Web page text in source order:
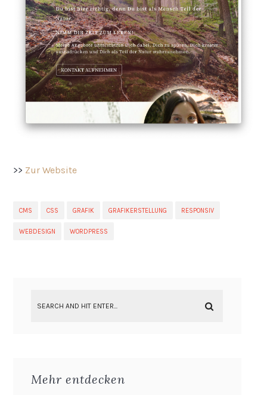
>> Zur Website
CMS CSS GRAFIK GRAFIKERSTELLUNG RESPONSIV
WEBDESIGN WORDPRESS
Mehr entdecken